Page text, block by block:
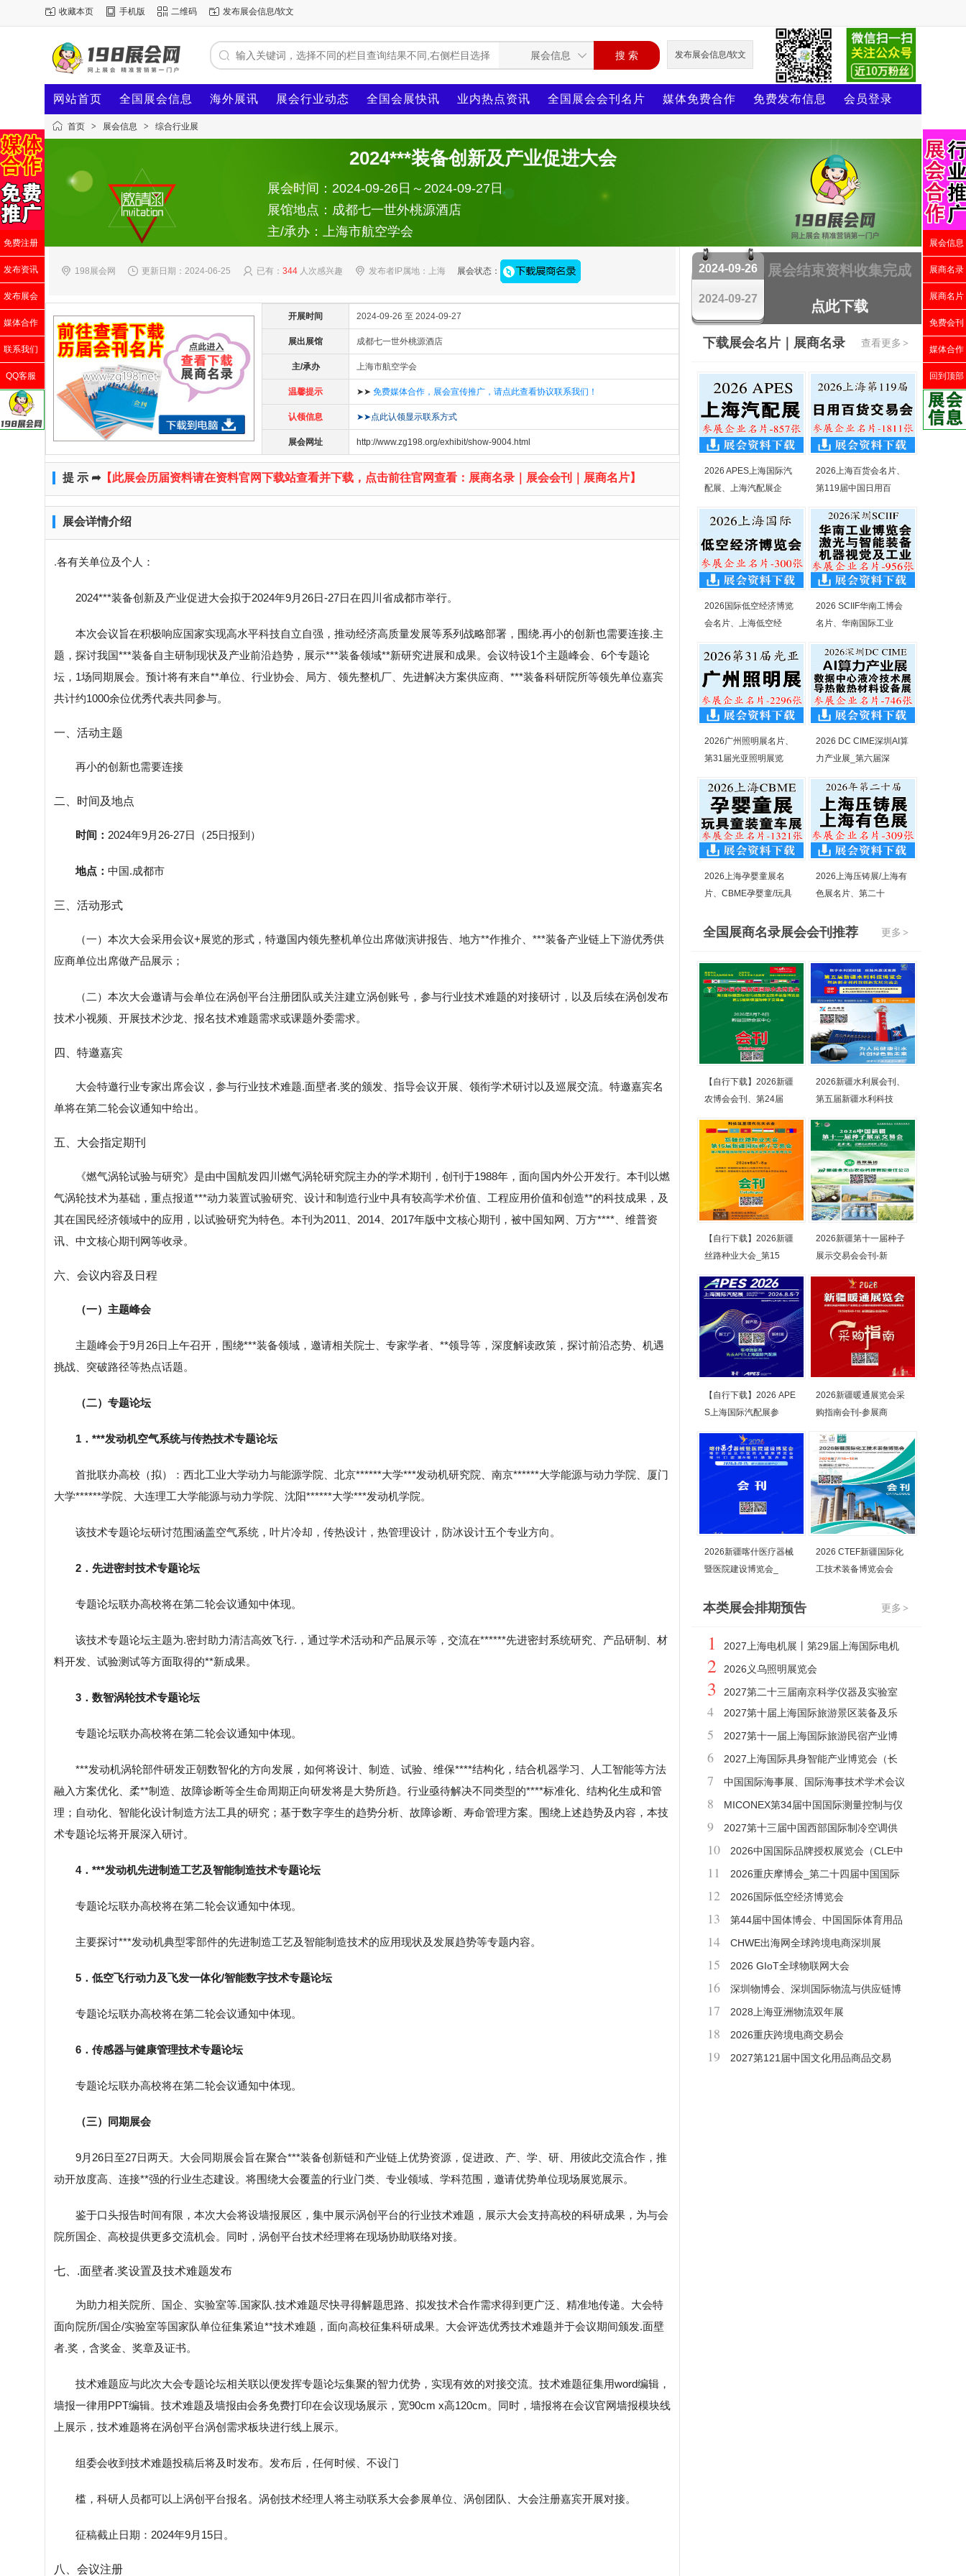
收藏本页 手机版 二维码 发布展会信息/软文
发布展会信息/软文
网站首页 全国展会信息 海外展讯 展会行业动态 全国会展快讯 业内热点资讯 全国展会会刊名片 媒体免费合作 免费发布信息 会员登录
首页 > 展会信息 > 综合行业展
2024***装备创新及产业促进大会
展会时间：2024-09-26日～2024-09-27日
展馆地点：成都七一世外桃源酒店
主/承办：上海市航空学会
198展会网 更新日期：2024-06-25 已有： 344 人次感兴趣 发布者IP属地：上海 展会状态：
开展时间 2024-09-26 至 2024-09-27
展出展馆 成都七一世外桃源酒店
主/承办 上海市航空学会
温馨提示 ➤➤ 免费媒体合作，展会宣传推广，请点此查看协议联系我们！
认领信息 ➤➤点此认领显示联系方式
展会网址 http://www.zg198.org/exhibit/show-9004.html
提 示 ➦【此展会历届资料请在资料官网下载站查看并下载，点击前往官网查看：展商名录｜展会会刊｜展商名片】
展会详情介绍
.各有关单位及个人：
2024***装备创新及产业促进大会拟于2024年9月26日-27日在四川省成都市举行。
本次会议旨在积极响应国家实现高水平科技自立自强，推动经济高质量发展等系列战略部署，围绕.再小的创新也需要连接.主
题，探讨我国***装备自主研制现状及产业前沿趋势，展示***装备领域**新研究进展和成果。会议特设1个主题峰会、6个专题论
坛，1场同期展会。预计将有来自**单位、行业协会、局方、领先整机厂、先进解决方案供应商、***装备科研院所等领先单位嘉宾
共计约1000余位优秀代表共同参与。
一、活动主题
再小的创新也需要连接
二、时间及地点
时间： 2024年9月26-27日（25日报到）
地点： 中国.成都市
三、活动形式
（一）本次大会采用会议+展览的形式，特邀国内领先整机单位出席做演讲报告、地方**作推介、***装备产业链上下游优秀供
应商单位出席做产品展示；
（二）本次大会邀请与会单位在涡创平台注册团队或关注建立涡创账号，参与行业技术难题的对接研讨，以及后续在涡创发布
技术小视频、开展技术沙龙、报名技术难题需求或课题外委需求。
四、特邀嘉宾
大会特邀行业专家出席会议，参与行业技术难题.面壁者.奖的颁发、指导会议开展、领衔学术研讨以及巡展交流。特邀嘉宾名
单将在第二轮会议通知中给出。
五、大会指定期刊
《燃气涡轮试验与研究》是由中国航发四川燃气涡轮研究院主办的学术期刊，创刊于1988年，面向国内外公开发行。本刊以燃
气涡轮技术为基础，重点报道***动力装置试验研究、设计和制造行业中具有较高学术价值、工程应用价值和创造**的科技成果，及
其在国民经济领域中的应用，以试验研究为特色。本刊为2011、2014、2017年版中文核心期刊，被中国知网、万方****、维普资
讯、中文核心期刊网等收录。
六、会议内容及日程
（一）主题峰会
主题峰会于9月26日上午召开，围绕***装备领域，邀请相关院士、专家学者、**领导等，深度解读政策，探讨前沿态势、机遇
挑战、突破路径等热点话题。
（二）专题论坛
1．***发动机空气系统与传热技术专题论坛
首批联办高校（拟）：西北工业大学动力与能源学院、北京******大学***发动机研究院、南京******大学能源与动力学院、厦门
大学******学院、大连理工大学能源与动力学院、沈阳******大学***发动机学院。
该技术专题论坛研讨范围涵盖空气系统，叶片冷却，传热设计，热管理设计，防冰设计五个专业方向。
2．先进密封技术专题论坛
专题论坛联办高校将在第二轮会议通知中体现。
该技术专题论坛主题为.密封助力清洁高效飞行.，通过学术活动和产品展示等，交流在******先进密封系统研究、产品研制、材
料开发、试验测试等方面取得的**新成果。
3．数智涡轮技术专题论坛
专题论坛联办高校将在第二轮会议通知中体现。
***发动机涡轮部件研发正朝数智化的方向发展，如何将设计、制造、试验、维保****结构化，结合机器学习、人工智能等方法
融入方案优化、柔**制造、故障诊断等全生命周期正向研发将是大势所趋。行业亟待解决不同类型的****标准化、结构化生成和管
理；自动化、智能化设计制造方法工具的研究；基于数字孪生的趋势分析、故障诊断、寿命管理方案。围绕上述趋势及内容，本技
术专题论坛将开展深入研讨。
4．***发动机先进制造工艺及智能制造技术专题论坛
专题论坛联办高校将在第二轮会议通知中体现。
主要探讨***发动机典型零部件的先进制造工艺及智能制造技术的应用现状及发展趋势等专题内容。
5．低空飞行动力及飞发一体化/智能数字技术专题论坛
专题论坛联办高校将在第二轮会议通知中体现。
6．传感器与健康管理技术专题论坛
专题论坛联办高校将在第二轮会议通知中体现。
（三）同期展会
9月26日至27日两天。大会同期展会旨在聚合***装备创新链和产业链上优势资源，促进政、产、学、研、用彼此交流合作，推
动开放度高、连接**强的行业生态建设。将围绕大会覆盖的行业门类、专业领域、学科范围，邀请优势单位现场展览展示。
鉴于口头报告时间有限，本次大会将设墙报展区，集中展示涡创平台的行业技术难题，展示大会支持高校的科研成果，为与会
院所国企、高校提供更多交流机会。同时，涡创平台技术经理将在现场协助联络对接。
七、.面壁者.奖设置及技术难题发布
为助力相关院所、国企、实验室等.国家队.技术难题尽快寻得解题思路、拟发技术合作需求得到更广泛、精准地传递。大会特
面向院所/国企/实验室等国家队单位征集紧迫**技术难题，面向高校征集科研成果。大会评选优秀技术难题并于会议期间颁发.面壁
者.奖，含奖金、奖章及证书。
技术难题应与此次大会专题论坛相关联以便发挥专题论坛集聚的智力优势，实现有效的对接交流。技术难题征集用word编辑，
墙报一律用PPT编辑。技术难题及墙报由会务免费打印在会议现场展示，宽90cm x高120cm。同时，墙报将在会议官网墙报模块线
上展示，技术难题将在涡创平台涡创需求板块进行线上展示。
组委会收到技术难题投稿后将及时发布。发布后，任何时候、不设门
槛，科研人员都可以上涡创平台报名。涡创技术经理人将主动联系大会参展单位、涡创团队、大会注册嘉宾开展对接。
征稿截止日期：2024年9月15日。
八、会议注册
2024-09-26
2024-09-27
展会结束资料收集完成
点此下载
查看更多 >
下载展会名片｜展商名录
2026 APES上海国际汽
配展、上海汽配展企
2026上海百货会名片、
第119届中国日用百
2026国际低空经济博览
会名片、上海低空经
2026 SCIIF华南工博会
名片、华南国际工业
2026广州照明展名片、
第31届光亚照明展览
2026 DC CIME深圳AI算
力产业展_第六届深
2026上海孕婴童展名
片、CBME孕婴童/玩具
2026上海压铸展/上海有
色展名片、第二十
更多 >
全国展商名录展会会刊推荐
【自行下载】2026新疆
农博会会刊、第24届
2026新疆水利展会刊、
第五届新疆水利科技
【自行下载】2026新疆
丝路种业大会_第15
2026新疆第十一届种子
展示交易会会刊-新
【自行下载】2026 APE
S上海国际汽配展参
2026新疆暖通展览会采
购指南会刊-参展商
2026新疆喀什医疗器械
暨医院建设博览会_
2026 CTEF新疆国际化
工技术装备博览会会
更多 >
本类展会排期预告
1
2027上海电机展丨第29届上海国际电机
博览会
2 2026义乌照明展览会
3
2027第二十三届南京科学仪器及实验室
装备展览会
4
2027第十届上海国际旅游景区装备及乐
园博览会
5
2027第十一届上海国际旅游民宿产业博
览会
6
2027上海国际具身智能产业博览会（长
三角具身智能展）
7
中国国际海事展、国际海事技术学术会议
和展览会
8
MICONEX第34届中国国际测量控制与仪
器仪表展览会
9
2027第十三届中国西部国际制冷空调供
暖通风及食品冷冻加工展览会
10
2026中国国际品牌授权展览会（CLE中
国授权展）
11
2026重庆摩博会_第二十四届中国国际
摩托车博览会
12 2026国际低空经济博览会
13
第44届中国体博会、中国国际体育用品
博览会
14 CHWE出海网全球跨境电商深圳展
15 2026 GIoT全球物联网大会
16
深圳物博会、深圳国际物流与供应链博
览会
17 2028上海亚洲物流双年展
18 2026重庆跨境电商交易会
19
2027第121届中国文化用品商品交易
免费注册
发布资讯
发布展会
媒体合作
联系我们
QQ客服
展会信息
展商名录
展商名片
免费会刊
媒体合作
回到顶部